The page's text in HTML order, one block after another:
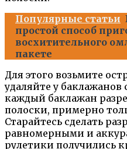
Популярные статьи
простой способ
восхитительного
пакете
Для этого возьмите
удаляйте у баклажанов
каждый баклажан
полоски, примерно
Старайтесь сделать
равномерными и
рулетики получились